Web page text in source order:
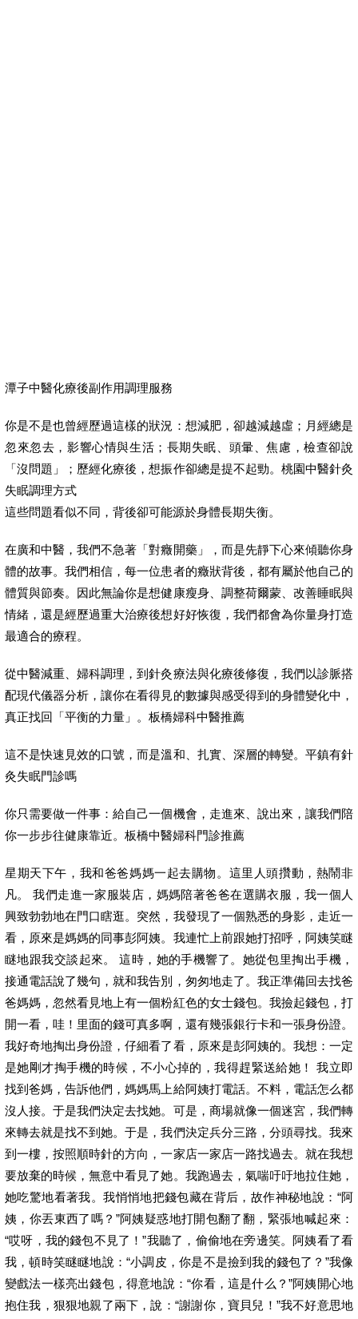
潭子中醫化療後副作用調理服務
你是不是也曾經歷過這樣的狀況：想減肥，卻越減越虛；月經總是
忽來忽去，影響心情與生活；長期失眠、頭暈、焦慮，檢查卻說
「沒問題」；歷經化療後，想振作卻總是提不起勁。桃園中醫針灸
失眠調理方式
這些問題看似不同，背後卻可能源於身體長期失衡。
在廣和中醫，我們不急著「對癥開藥」，而是先靜下心來傾聽你身
體的故事。我們相信，每一位患者的癥狀背後，都有屬於他自己的
體質與節奏。因此無論你是想健康瘦身、調整荷爾蒙、改善睡眠與
情緒，還是經歷過重大治療後想好好恢復，我們都會為你量身打造
最適合的療程。
從中醫減重、婦科調理，到針灸療法與化療後修復，我們以診脈搭
配現代儀器分析，讓你在看得見的數據與感受得到的身體變化中，
真正找回「平衡的力量」。板橋婦科中醫推薦
這不是快速見效的口號，而是溫和、扎實、深層的轉變。平鎮有針
灸失眠門診嗎
你只需要做一件事：給自己一個機會，走進來、說出來，讓我們陪
你一步步往健康靠近。板橋中醫婦科門診推薦
星期天下午，我和爸爸媽媽一起去購物。這里人頭攢動，熱鬧非
凡。 我們走進一家服裝店，媽媽陪著爸爸在選購衣服，我一個人
興致勃勃地在門口瞎逛。突然，我發現了一個熟悉的身影，走近一
看，原來是媽媽的同事彭阿姨。我連忙上前跟她打招呼，阿姨笑瞇
瞇地跟我交談起來。 這時，她的手機響了。她從包里掏出手機，
接通電話說了幾句，就和我告別，匆匆地走了。我正準備回去找爸
爸媽媽，忽然看見地上有一個粉紅色的女士錢包。我撿起錢包，打
開一看，哇！里面的錢可真多啊，還有幾張銀行卡和一張身份證。
我好奇地掏出身份證，仔細看了看，原來是彭阿姨的。我想：一定
是她剛才掏手機的時候，不小心掉的，我得趕緊送給她！ 我立即
找到爸媽，告訴他們，媽媽馬上給阿姨打電話。不料，電話怎么都
沒人接。于是我們決定去找她。可是，商場就像一個迷宮，我們轉
來轉去就是找不到她。于是，我們決定兵分三路，分頭尋找。我來
到一樓，按照順時針的方向，一家店一家店一路找過去。就在我想
要放棄的時候，無意中看見了她。我跑過去，氣喘吁吁地拉住她，
她吃驚地看著我。我悄悄地把錢包藏在背后，故作神秘地說：“阿
姨，你丟東西了嗎？”阿姨疑惑地打開包翻了翻，緊張地喊起來：
“哎呀，我的錢包不見了！”我聽了，偷偷地在旁邊笑。阿姨看了看
我，頓時笑瞇瞇地說：“小調皮，你是不是撿到我的錢包了？”我像
變戲法一樣亮出錢包，得意地說：“你看，這是什么？”阿姨開心地
抱住我，狠狠地親了兩下，說：“謝謝你，寶貝兒！”我不好意思地